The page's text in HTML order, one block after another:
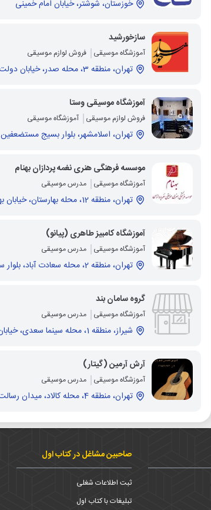
خوزستان، شوشتر، خیابان امام خمینی
سازخورشید
آموزشگاه موسیقی فروش لوازم موسیقی
تهران، منطقه 3، محله صدر، خیابان دولت
آموزشگاه موسیقی وستا
فروش لوازم موسیقی آموزشگاه موسیقی
تهران، اسلامشهر، بلوار بسیج مستضعفین
موسسه فرهنگی هنری نغمه پردازان بهنام
آموزشگاه موسیقی مدرس موسیقی
تهران، منطقه 12، محله بهارستان، خیابان بهارستان
آموزشگاه کامبیز طاهری (پیانو)
آموزشگاه موسیقی مدرس موسیقی
تهران، منطقه 2، محله سعادت آباد، بلوار سعادت آباد
گروه سامان بند
آموزشگاه موسیقی مدرس موسیقی
شیراز، منطقه 1، محله سینما سعدی، خیابان سینما سعدی
آرش آرمین (گیتار)
آموزشگاه موسیقی مدرس موسیقی
تهران، منطقه 4، محله کالاد، میدان رسالت
صاحبین مشاغل در کتاب اول
ثبت اطلاعات شغلی
تبلیغات با کتاب اول